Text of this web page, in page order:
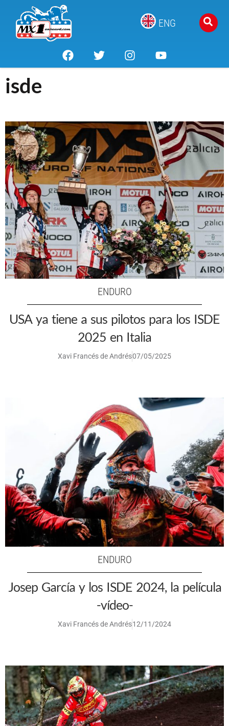
ENG
isde
ENDURO
USA ya tiene a sus pilotos para los ISDE
2025 en Italia
Xavi Francés de Andrés07/05/2025
ENDURO
Josep García y los ISDE 2024, la película
-vídeo-
Xavi Francés de Andrés12/11/2024